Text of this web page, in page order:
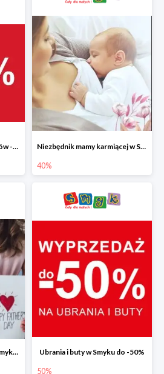
Cała wyprzedaż ubrań i butów -50% Niezbędnik mamy karmiącej w Smyku do -40%
40%
Prezenty na Dzień Ojca w Smyku do -40% Ubrania i buty w Smyku do -50%
50%